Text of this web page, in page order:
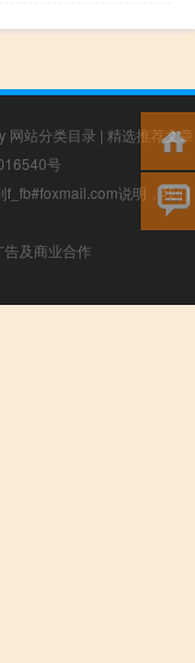
网站分类目录 | 精选推荐文章
号
f_fb#foxmail.com说明，我们
及商业合作